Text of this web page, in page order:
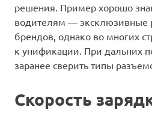
решения. Пример хорошо
водителям — эксклюзивные
брендов, однако во многих
к унификации. При дальних
заранее сверить типы
Скорость